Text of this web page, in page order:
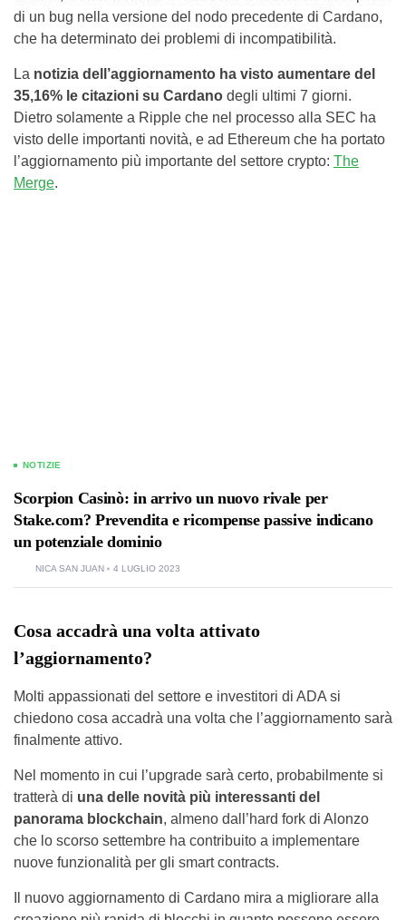
di un bug nella versione del nodo precedente di Cardano,
che ha determinato dei problemi di incompatibilità.
La notizia dell’aggiornamento ha visto aumentare del
35,16% le citazioni su Cardano degli ultimi 7 giorni.
Dietro solamente a Ripple che nel processo alla SEC ha
visto delle importanti novità, e ad Ethereum che ha portato
l’aggiornamento più importante del settore crypto: The
Merge.
NOTIZIE
Scorpion Casinò: in arrivo un nuovo rivale per
Stake.com? Prevendita e ricompense passive indicano
un potenziale dominio
NICA SAN JUAN 4 LUGLIO 2023
Cosa accadrà una volta attivato
l’aggiornamento?
Molti appassionati del settore e investitori di ADA si
chiedono cosa accadrà una volta che l’aggiornamento sarà
finalmente attivo.
Nel momento in cui l’upgrade sarà certo, probabilmente si
tratterà di una delle novità più interessanti del
panorama blockchain, almeno dall’hard fork di Alonzo
che lo scorso settembre ha contribuito a implementare
nuove funzionalità per gli smart contracts.
Il nuovo aggiornamento di Cardano mira a migliorare alla